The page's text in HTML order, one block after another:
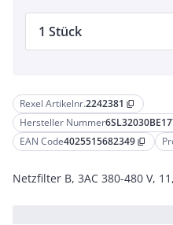
Rexel Artikelnr.2242381 content_copy
Hersteller Nummer
EAN Code4025515682349 content_copy
Netzfilter B, 3AC 380-480 V,
1 Stück